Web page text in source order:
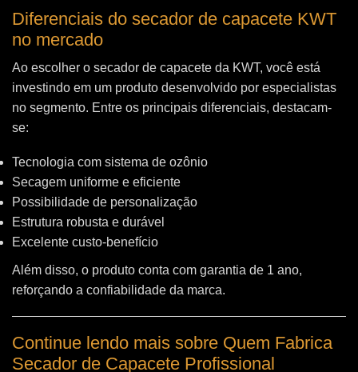
Diferenciais do secador de capacete KWT
no mercado
Ao escolher o secador de capacete da KWT, você está
investindo em um produto desenvolvido por especialistas
no segmento. Entre os principais diferenciais, destacam-
se:
Tecnologia com sistema de ozônio
Secagem uniforme e eficiente
Possibilidade de personalização
Estrutura robusta e durável
Excelente custo-benefício
Além disso, o produto conta com garantia de 1 ano,
reforçando a confiabilidade da marca.
Continue lendo mais sobre Quem Fabrica
Secador de Capacete Profissional